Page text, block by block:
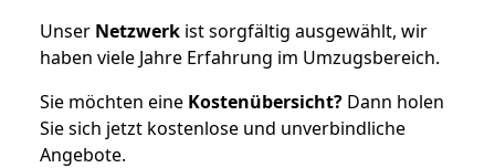
Unser Netzwerk ist sorgfältig ausgewählt, wir
haben viele Jahre Erfahrung im Umzugsbereich.
Sie möchten eine Kostenübersicht? Dann holen
Sie sich jetzt kostenlose und unverbindliche
Angebote.